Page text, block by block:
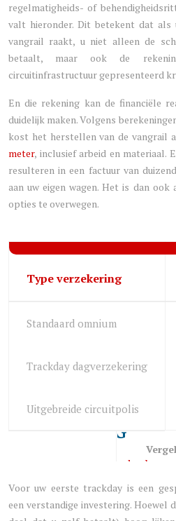
regelmatigheids- of
valt hieronder. Dit betekent dat
vangrail raakt, u niet alleen de
betaalt, maar ook de
circuitinfrastructuur gepresenteerd
En die rekening kan de financiële
duidelijk maken. Volgens
kost het herstellen van de vangrail
meter, inclusief arbeid en materiaal.
resulteren in een factuur van
aan uw eigen wagen. Het is dan
opties te overwegen.
Type verzekering
Standaard omnium
Trackday dagverzekering
Uitgebreide circuitpolis
Voor uw eerste trackday is een
een verstandige investering. Hoewel